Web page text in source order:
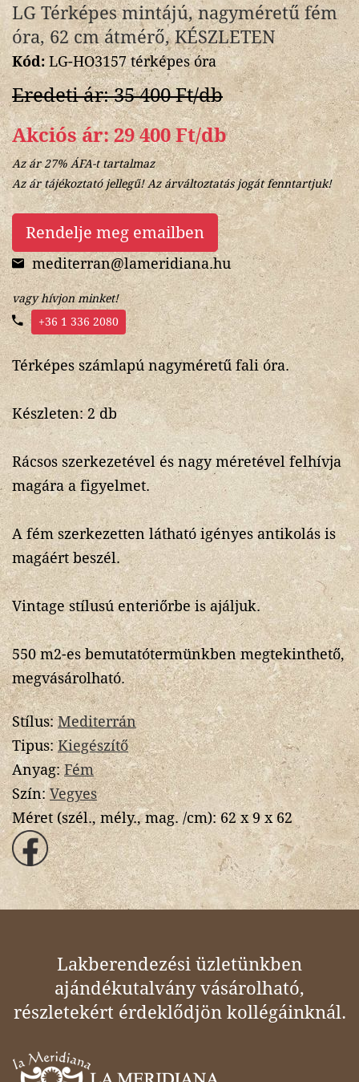
LG Térképes mintájú, nagyméretű fém
óra, 62 cm átmérő, KÉSZLETEN
Kód:LG-HO3157 térképes óra
Eredeti ár: 35 400 Ft/db
Akciós ár: 29 400 Ft/db
Az ár 27% ÁFA-t tartalmaz
Az ár tájékoztató jellegű! Az árváltoztatás jogát fenntartjuk!
Rendelje meg emailben
mediterran@lameridiana.hu
vagy hívjon minket!
+36 1 336 2080
Térképes számlapú nagyméretű fali óra.
Készleten: 2 db
Rácsos szerkezetével és nagy méretével felhívja
magára a figyelmet.
A fém szerkezetten látható igényes antikolás is
magáért beszél.
Vintage stílusú enteriőrbe is ajáljuk.
550 m2-es bemutatótermünkben megtekinthető,
megvásárolható.
Stílus:Mediterrán
Tipus:Kiegészítő
Anyag:Fém
Szín:Vegyes
Méret (szél., mély., mag. /cm):62 x 9 x 62
Lakberendezési üzletünkben
ajándékutalvány vásárolható,
részletekért érdeklődjön kollégáinknál.